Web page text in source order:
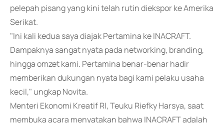
pelepah pisang yang kini telah rutin diekspor ke Amerika
Serikat.
"Ini kali kedua saya diajak Pertamina ke INACRAFT.
Dampaknya sangat nyata pada networking, branding,
hingga omzet kami. Pertamina benar-benar hadir
memberikan dukungan nyata bagi kami pelaku usaha
kecil," ungkap Novita.
Menteri Ekonomi Kreatif RI, Teuku Riefky Harsya, saat
membuka acara menyatakan bahwa INACRAFT adalah